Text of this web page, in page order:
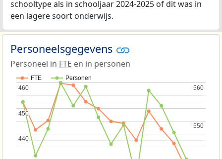
schooltype als in schooljaar 2024-2025 of dit was in
een lagere soort onderwijs.
Personeelsgegevens
Personeel in FTE en in personen
FTE Personen
440
440
450
450
460
460
550
550
560
560